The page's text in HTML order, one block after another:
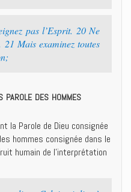
pas l’Esprit. 20 Ne
21 Mais examinez toutes
des hommes
la Parole de Dieu consignée
hommes consignée dans le
humain de l’interprétation